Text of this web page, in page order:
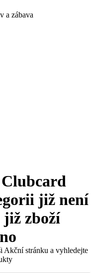
a zábava
Clubcard
již není
již zboží
Akční stránku a vyhledejte